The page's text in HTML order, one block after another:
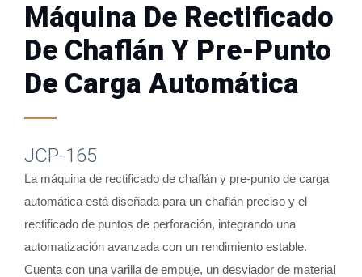
Máquina De Rectificado
De Chaflán Y Pre-Punto
De Carga Automática
JCP-165
La máquina de rectificado de chaflán y pre-punto de carga
automática está diseñada para un chaflán preciso y el
rectificado de puntos de perforación, integrando una
automatización avanzada con un rendimiento estable.
Cuenta con una varilla de empuje, un desviador de material